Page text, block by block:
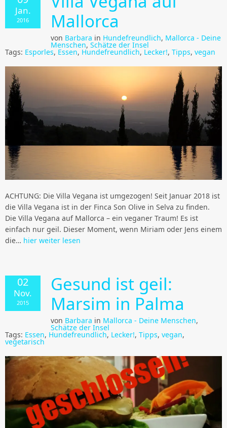
Jan.
2016
Mallorca
von Barbara in Hundefreundlich, Mallorca - Deine
Menschen, Schätze der Insel
Tags: Esporles, Essen, Hundefreundlich, Lecker!, Tipps, vegan
ACHTUNG: Die Villa Vegana ist umgezogen! Seit Januar 2018 ist
die Villa Vegana ist in der Finca Son Olive in Selva zu finden.
Die Villa Vegana auf Mallorca – ein veganer Traum! Es ist
einfach nur geil. Dieser Moment, wenn Miriam oder Jens einem
die… hier weiter lesen
02
Nov.
2015
Gesund ist geil:
Marsim in Palma
von Barbara in Mallorca - Deine Menschen,
Schätze der Insel
Tags: Essen, Hundefreundlich, Lecker!, Tipps, vegan,
vegetarisch